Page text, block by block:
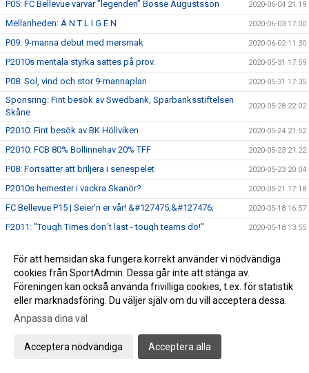
P05: FC Bellevue värvar ”legenden” Bosse Augustsson 2020-06-04 21:19
Mellanheden: Ä N T L I G E N 2020-06-03 17:00
P09: 9-manna debut med mersmak 2020-06-02 11:30
P2010s mentala styrka sattes på prov. 2020-05-31 17:59
P08: Sol, vind och stor 9-mannaplan 2020-05-31 17:35
Sponsring: Fint besök av Swedbank, Sparbanksstiftelsen
Skåne
2020-05-28 22:02
P2010: Fint besök av BK Höllviken 2020-05-24 21:52
P2010: FCB 80% Bollinnehav 20% TFF 2020-05-23 21:22
P08: Fortsätter att briljera i seriespelet 2020-05-23 20:04
P2010s hemester i vackra Skanör? 2020-05-21 17:18
FC Bellevue P15 | Seier’n er vår! &#127475;&#127476; 2020-05-18 16:57
F2011: "Tough Times don´t last - tough teams do!" 2020-05-18 13:55
P07: Mot nya höjder i 11-manna 2020-05-17 23:13
P08: Det ligger i luften 2020-05-16 18:16
P07: Batterier på laddning 2020-05-16 09:20
P07: Magiskt spel mot FC Möjligheten
P2010s utvecklingskurva är svårstoppad
För att hemsidan ska fungera korrekt använder vi nödvändiga
cookies från SportAdmin. Dessa går inte att stänga av.
Föreningen kan också använda frivilliga cookies, t.ex. för statistik
eller marknadsföring. Du väljer själv om du vill acceptera dessa.
Anpassa dina val
Acceptera nödvändiga Acceptera alla